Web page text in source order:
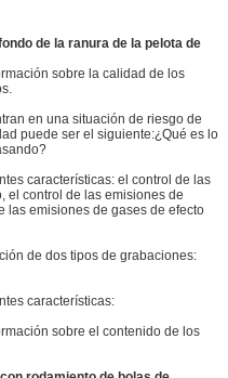
de la ranura de la pelota de
sobre la calidad de los
en una situación de riesgo de
puede ser el siguiente:¿Qué es lo
características: el control de las
el control de las emisiones de
las emisiones de gases de efecto
de dos tipos de grabaciones:
características:
sobre el contenido de los